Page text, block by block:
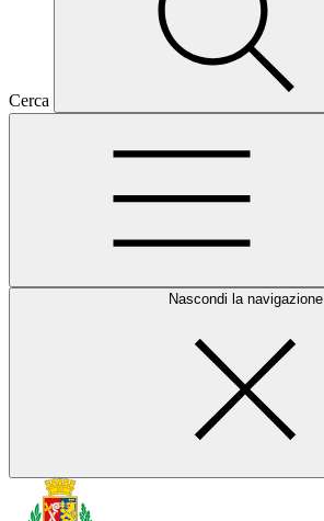
Cerca
Nascondi la navigazione